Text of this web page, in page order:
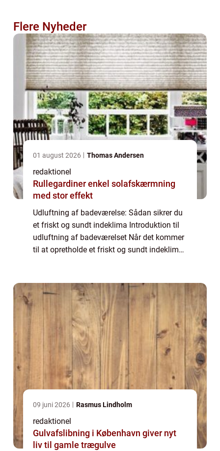
Flere Nyheder
01 august 2026 Thomas Andersen
redaktionel
Rullegardiner enkel solafskærmning
med stor effekt
Udluftning af badeværelse: Sådan sikrer du
et friskt og sundt indeklima Introduktion til
udluftning af badeværelset Når det kommer
til at opretholde et friskt og sundt indeklima i
09 juni 2026 Rasmus Lindholm
redaktionel
Gulvafslibning i København giver nyt
liv til gamle trægulve